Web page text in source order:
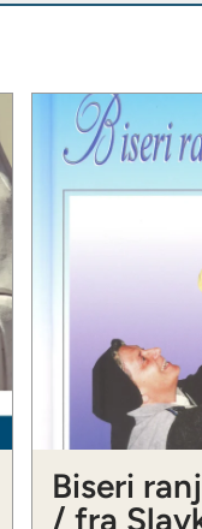
Biseri
/ fra